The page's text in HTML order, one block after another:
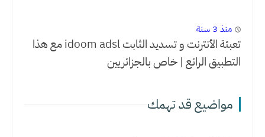
منذ 3 سنة
تعبئة الأنترنت و تسديد الثابت idoom adsl مع هذا
التطبيق الرائع | خاص بالجزائريين
مواضيع قد تهمك